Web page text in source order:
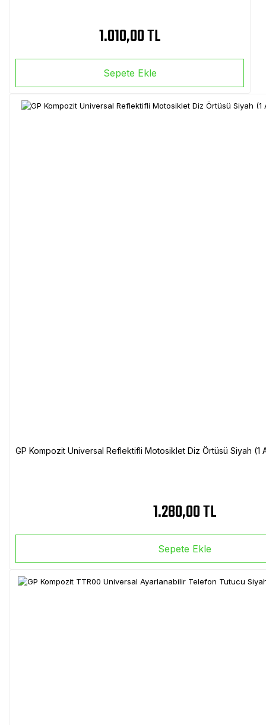
1.010,00 TL
Sepete Ekle
GP Kompozit Universal Reflektifli Motosiklet Diz Örtüsü Siyah
1.280,00 TL
Sepete Ekle